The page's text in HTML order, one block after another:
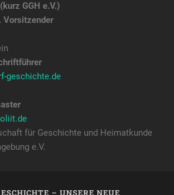
GGH e.V.)
Vorsitzender
geschichte.de
für Geschichte und Heimatkunde
e.V.
– UNSERE NEUE